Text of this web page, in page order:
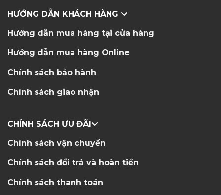
HƯỚNG DẪN KHÁCH HÀNG
Hướng dẫn mua hàng tại cửa hàng
Hướng dẫn mua hàng Online
Chính sách bảo hành
Chính sách giao nhận
CHÍNH SÁCH ƯU ĐÃI
Chính sách vận chuyển
Chính sách đổi trả và hoàn tiền
Chính sách thanh toán